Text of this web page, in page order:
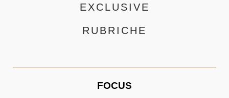
EXCLUSIVE
RUBRICHE
FOCUS